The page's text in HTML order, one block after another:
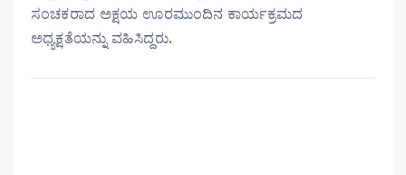
ಸಂಚಕರಾದ ಅಕ್ಷಯ ಊರಮುಂದಿನ ಕಾರ್ಯಕ್ರಮದ
ಅಧ್ಯಕ್ಷತೆಯನ್ನು ವಹಿಸಿದ್ದರು.